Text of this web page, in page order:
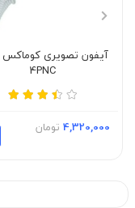
4PNC
4,320,000 تومان